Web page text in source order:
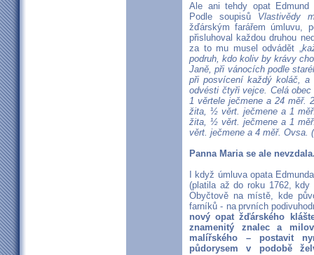
Ale ani tehdy opat Edmund
Podle soupisů Vlastivědy
žďárským farářem úmluvu,
přisluhoval každou druhou
za to mu musel odvádět „
podruh, kdo koliv by krávy
Janě, při vánocích podle
při posvícení každý koláč, a
odvésti čtyři vejce. Celá
1 věrtele ječmene a 24 měř.
žita, ½ věrt. ječmene a 1
žita, ½ věrt. ječmene a 1
věrt. ječmene a 4 měř. Ovsa.
Panna Maria se ale
I když úmluva opata
(platila až do roku 1762, kdy
Obyčtově na místě, kde
farníků - na prvních
nový opat žďárského
znamenitý znalec a
malířského – postavit
půdorysem v podobě